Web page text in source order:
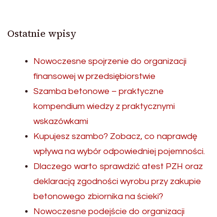
Ostatnie wpisy
Nowoczesne spojrzenie do organizacji
finansowej w przedsiębiorstwie
Szamba betonowe – praktyczne
kompendium wiedzy z praktycznymi
wskazówkami
Kupujesz szambo? Zobacz, co naprawdę
wpływa na wybór odpowiedniej pojemności.
Dlaczego warto sprawdzić atest PZH oraz
deklaracją zgodności wyrobu przy zakupie
betonowego zbiornika na ścieki?
Nowoczesne podejście do organizacji